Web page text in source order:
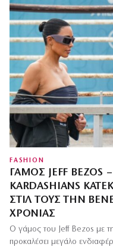
FASHION
ΓΆΜΟΣ JEFF BEZOS
KARDASHIANS
ΣΤΙΛ ΤΟΥΣ ΤΗΝ
ΧΡΟΝΙΆΣ
Ο γάμος του Jeff Bezos με
προκαλέσει μεγάλο